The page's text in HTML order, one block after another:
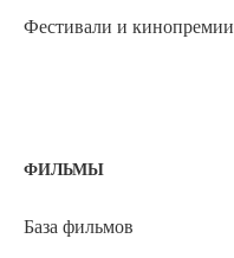
Фестивали и кинопремии
ФИЛЬМЫ
База фильмов